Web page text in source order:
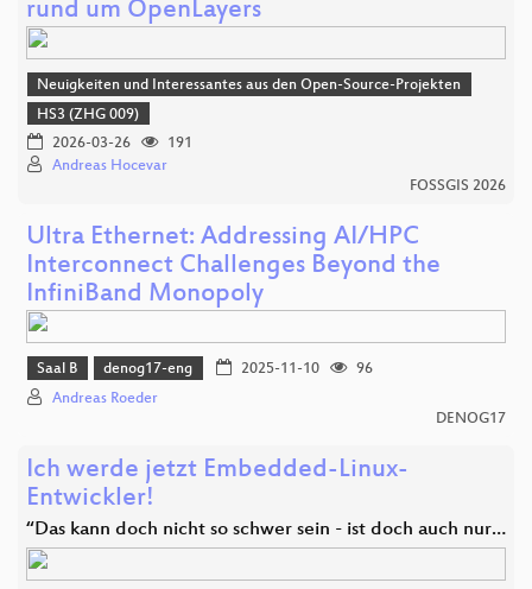
rund um OpenLayers
Neuigkeiten und Interessantes aus den Open-Source-Projekten
HS3 (ZHG 009)
2026-03-26
191
Andreas Hocevar
FOSSGIS 2026
Ultra Ethernet: Addressing AI/HPC
Interconnect Challenges Beyond the
InfiniBand Monopoly
Saal B denog17-eng 2025-11-10
96
Andreas Roeder
DENOG17
Ich werde jetzt Embedded-Linux-
Entwickler!
“Das kann doch nicht so schwer sein - ist doch auch nur…